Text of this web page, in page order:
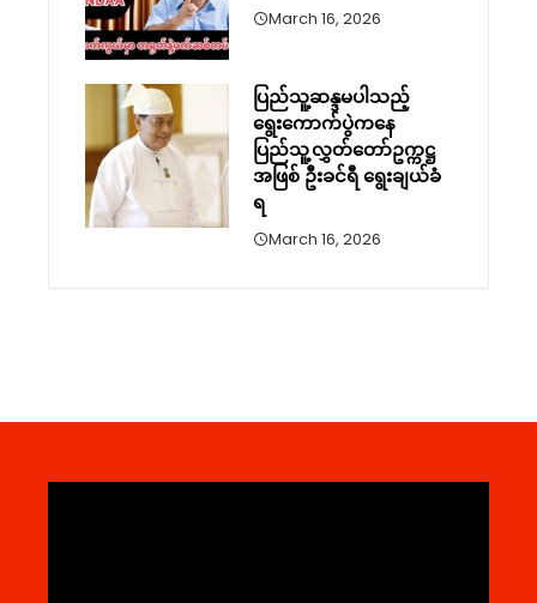
March 16, 2026
ပြည်သူ့ဆန္ဒမပါသည့်
ရွေးကောက်ပွဲကနေ
ပြည်သူ့လွှတ်တော်ဥက္ကဋ္ဌ
အဖြစ် ဦးခင်ရီ ရွေးချယ်ခံ
ရ
March 16, 2026